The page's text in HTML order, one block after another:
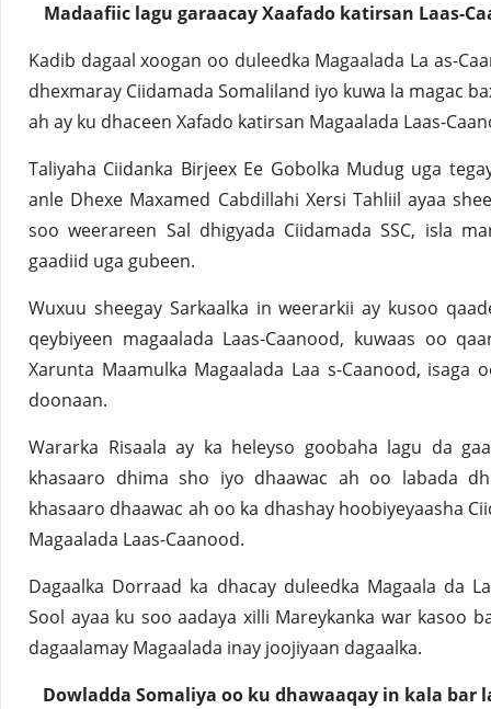
Madaafiic lagu garaacay Xaafado katirsan Laas-
Kadib dagaal xoogan oo duleedka Magaalada La as-
dhexmaray Ciidamada Somaliland iyo kuwa la magac
ah ay ku dhaceen Xafado katirsan Magaalada Laas-
Taliyaha Ciidanka Birjeex Ee Gobolka Mudug uga
anle Dhexe Maxamed Cabdillahi Xersi Tahliil ayaa
soo weerareen Sal dhigyada Ciidamada SSC, isla
gaadiid uga gubeen.
Wuxuu sheegay Sarkaalka in weerarkii ay kusoo
qeybiyeen magaalada Laas-Caanood, kuwaas oo
Xarunta Maamulka Magaalada Laa s-Caanood, isaga
doonaan.
Wararka Risaala ay ka heleyso goobaha lagu da
khasaaro dhima sho iyo dhaawac ah oo labada
khasaaro dhaawac ah oo ka dhashay hoobiyeyaasha
Magaalada Laas-Caanood.
Dagaalka Dorraad ka dhacay duleedka Magaala da
Sool ayaa ku soo aadaya xilli Mareykanka war kasoo
dagaalamay Magaalada inay joojiyaan dagaalka.
Dowladda Somaliya oo ku dhawaaqay in kala bar